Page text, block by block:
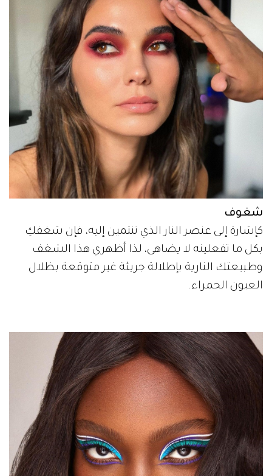
شغوف
كإشارة إلى عنصر النار الذي تنتمين إليه، فإن شغفكِ
بكل ما تفعلينه لا يضاهى، لذا أظهري هذا الشغف
وطبيعتك النارية بإطلالة جريئة غير متوقعة بظلال
العيون الحمراء.